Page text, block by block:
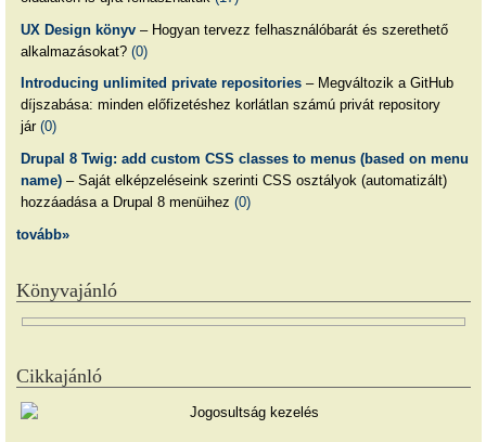
UX Design könyv– Hogyan tervezz felhasználóbarát és szerethető
alkalmazásokat? (0)
Introducing unlimited private repositories– Megváltozik a GitHub
díjszabása: minden előfizetéshez korlátlan számú privát repository
jár (0)
Drupal 8 Twig: add custom CSS classes to menus (based on menu
name)– Saját elképzeléseink szerinti CSS osztályok (automatizált)
hozzáadása a Drupal 8 menüihez (0)
tovább»
Könyvajánló
Cikkajánló